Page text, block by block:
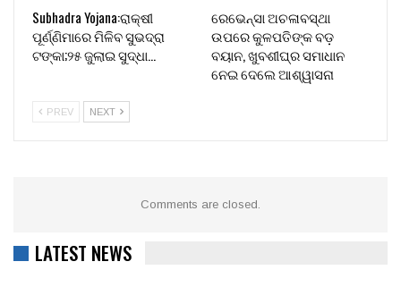
Subhadra Yojana:ରାକ୍ଷୀ
ପୂର୍ଣ୍ଣିମାରେ ମିଳିବ ସୁଭଦ୍ରା
ଟଙ୍କା;୨୫ ଜୁଲାଇ ସୁଦ୍ଧା…
ରେଭେନ୍ସା ଅଚଳାବସ୍ଥା
ଉପରେ କୁଳପତିଙ୍କ ବଡ଼
ବୟାନ, ଖୁବଶୀଘ୍ର ସମାଧାନ
ନେଇ ଦେଲେ ଆଶ୍ୱାସନା
PREV NEXT
Comments are closed.
LATEST NEWS